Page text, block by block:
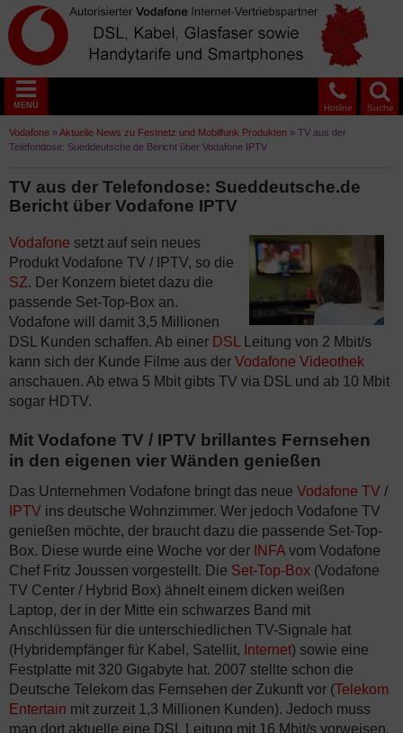
Suche
Hotline
MENÜ
Vodafone »Aktuelle News zu Festnetz und Mobilfunk Produkten » TV aus der
Telefondose: Sueddeutsche.de Bericht über Vodafone IPTV
TV aus der Telefondose: Sueddeutsche.de
Bericht über Vodafone IPTV
Vodafone setzt auf sein neues
Produkt Vodafone TV / IPTV, so die
SZ. Der Konzern bietet dazu die
passende Set-Top-Box an.
Vodafone will damit 3,5 Millionen
DSL Kunden schaffen. Ab einer DSL
Leitung von 2 Mbit/s
kann sich der Kunde Filme aus der Vodafone Videothek
anschauen. Ab etwa 5 Mbit gibts TV via DSL und ab 10 Mbit
sogar HDTV.
Mit Vodafone TV / IPTV brillantes Fernsehen
in den eigenen vier Wänden genießen
Das Unternehmen Vodafone bringt das neue Vodafone TV /
IPTV ins deutsche Wohnzimmer. Wer jedoch Vodafone TV
genießen möchte, der braucht dazu die passende Set-Top-
Box. Diese wurde eine Woche vor der INFA vom Vodafone
Chef Fritz Joussen vorgestellt. Die Set-Top-Box (Vodafone
TV Center / Hybrid Box) ähnelt einem dicken weißen
Laptop, der in der Mitte ein schwarzes Band mit
Anschlüssen für die unterschiedlichen TV-Signale hat
(Hybridempfänger für Kabel, Satellit, Internet) sowie eine
Festplatte mit 320 Gigabyte hat. 2007 stellte schon die
Deutsche Telekom das Fernsehen der Zukunft vor (Telekom
Entertain mit zurzeit 1,3 Millionen Kunden). Jedoch muss
man dort aktuelle eine DSL Leitung mit 16 Mbit/s vorweisen,